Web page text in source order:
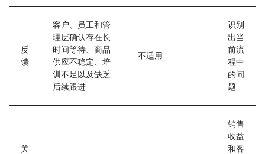
反
馈
客户、员工和管
理层确认存在长
时间等待、商品
供应不稳定、培
训不足以及缺乏
后续跟进
不适用
识别
出当
前流
程中
的问
题
关
销售
收益
和客